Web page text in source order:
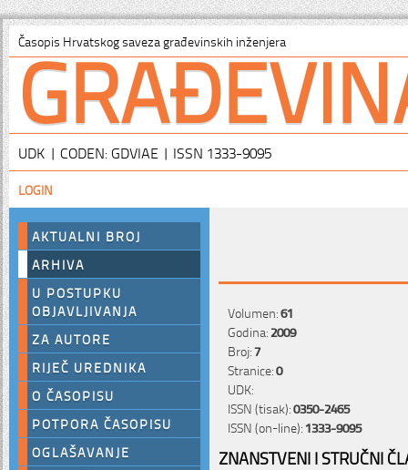
Časopis Hrvatskog saveza građevinskih inženjera
UDK | CODEN: GDVIAE | ISSN 1333-9095
LOGIN
AKTUALNI BROJ
ARHIVA
U POSTUPKU
OBJAVLJIVANJA
ZA AUTORE
RIJEČ UREDNIKA
O ČASOPISU
POTPORA ČASOPISU
OGLAŠAVANJE
Volumen:61
Godina:2009
Broj:7
Stranice:0
UDK:
ISSN (tisak):0350-2465
ISSN (on-line):1333-9095
ZNANSTVENI I STRUČNI